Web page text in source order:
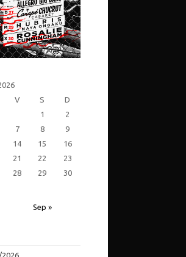
V S D
Sep »
1
2
7 8
9
14 15
16
21 22
23
28 29
30